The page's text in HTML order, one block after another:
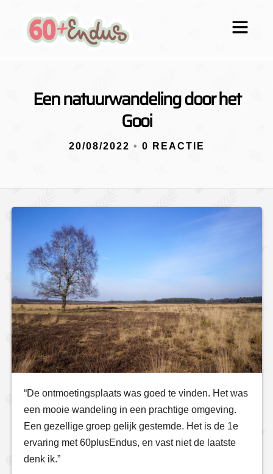
Een natuurwandeling door het
Gooi
20/08/2022 • 0 REACTIE
“De ontmoetingsplaats was goed te vinden. Het was
een mooie wandeling in een prachtige omgeving.
Een gezellige groep gelijk gestemde. Het is de 1e
ervaring met 60plusEndus, en vast niet de laatste
denk ik.”